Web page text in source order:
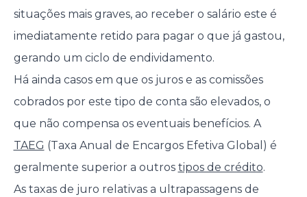
situações mais graves, ao receber o salário este é
imediatamente retido para pagar o que já gastou,
gerando um ciclo de endividamento.
Há ainda casos em que os juros e as comissões
cobrados por este tipo de conta são elevados, o
que não compensa os eventuais benefícios. A
TAEG (Taxa Anual de Encargos Efetiva Global) é
geralmente superior a outros tipos de crédito.
As taxas de juro relativas a ultrapassagens de